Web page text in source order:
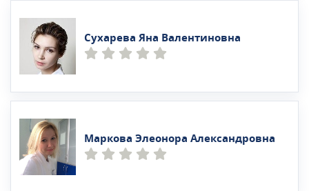
Сухарева Яна Валентиновна
Маркова Элеонора Александровна